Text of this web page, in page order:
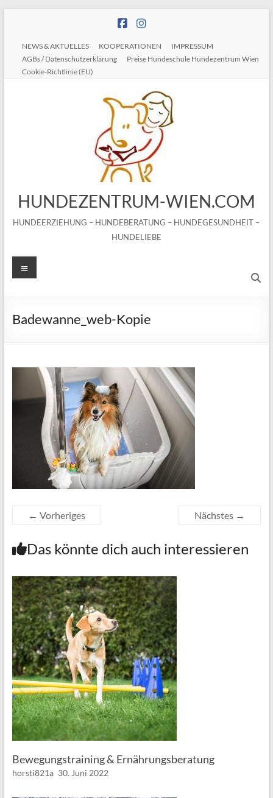
NEWS & AKTUELLES KOOPERATIONEN
IMPRESSUM
AGBs / Datenschutzerklärung
Preise Hundeschule Hundezentrum Wien
Cookie-Richtlinie (EU)
HUNDEZENTRUM-WIEN.COM
HUNDEERZIEHUNG – HUNDEBERATUNG – HUNDEGESUNDHEIT –
HUNDELIEBE
Menü
Badewanne_web-Kopie
← Vorheriges Nächstes →
Das könnte dich auch interessieren
Bewegungstraining & Ernährungsberatung
horsti821a 30. Juni 2022